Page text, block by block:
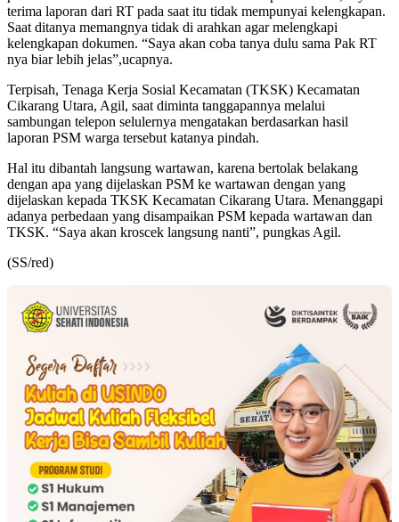
terima laporan dari RT pada saat itu tidak mempunyai kelengkapan.
Saat ditanya memangnya tidak di arahkan agar melengkapi
kelengkapan dokumen. “Saya akan coba tanya dulu sama Pak RT
nya biar lebih jelas”,ucapnya.
Terpisah, Tenaga Kerja Sosial Kecamatan (TKSK) Kecamatan
Cikarang Utara, Agil, saat diminta tanggapannya melalui
sambungan telepon selulernya mengatakan berdasarkan hasil
laporan PSM warga tersebut katanya pindah.
Hal itu dibantah langsung wartawan, karena bertolak belakang
dengan apa yang dijelaskan PSM ke wartawan dengan yang
dijelaskan kepada TKSK Kecamatan Cikarang Utara. Menanggapi
adanya perbedaan yang disampaikan PSM kepada wartawan dan
TKSK. “Saya akan kroscek langsung nanti”, pungkas Agil.
(SS/red)